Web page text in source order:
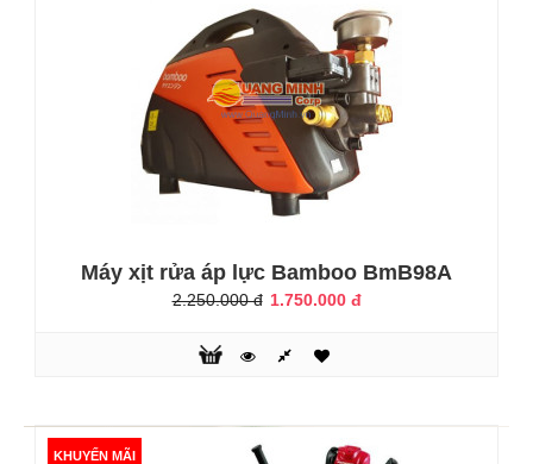
Sử dụng trong rửa xe gia đình, nhà xưởng, và các hộ rửa
xe ôtô chuyên nghiệpĐẶC ĐIỂM NỔI BẬT CỦA MÁY – Thân
máy ..
Máy Xịt Rửa Áp Lực Bamboo BmB8888
Máy xịt rửa áp lực Bamboo BmB98A
2.250.000 đ 1.750.000 đ
KHUYẾN MÃI